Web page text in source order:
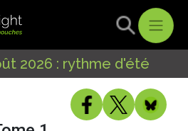
2026 : rythme d'été